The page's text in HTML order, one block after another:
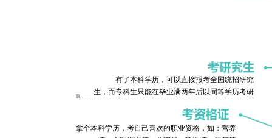
有了本科学历，可以直接报考全国统招研究
生，而专科生只能在毕业满两年后以同等学历考研
拿个本科学历，考自己喜欢的职业资格，如：营养